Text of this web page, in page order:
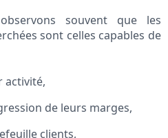
souvent que les
sont celles capables de
activité,
de leurs marges,
clients,